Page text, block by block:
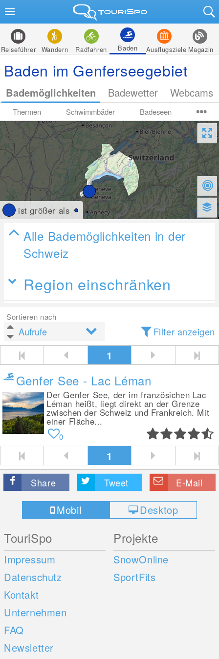
Reiseführer Wandern Radfahren Baden Ausflugsziele Magazin
Baden im Genferseegebiet
Bademöglichkeiten Badewetter Webcams
Thermen Schwimmbäder Badeseen
ist größer als
Alle Bademöglichkeiten in der
Schweiz
Region einschränken
Sortieren nach
Filter anzeigen
1
Genfer See - Lac Léman
Der Genfer See, der im französichen Lac
Léman heißt, liegt direkt an der Grenze
zwischen der Schweiz und Frankreich. Mit
einer Fläche...
0
1
Share Tweet E-Mail
Mobil Desktop
TouriSpo
Impressum
Datenschutz
Kontakt
Unternehmen
FAQ
Newsletter
Projekte
SnowOnline
SportFits